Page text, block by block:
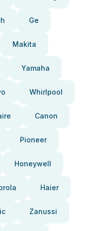
Ge
Makita
Yamaha
Whirlpool
Canon
Pioneer
Honeywell
Haier
Zanussi